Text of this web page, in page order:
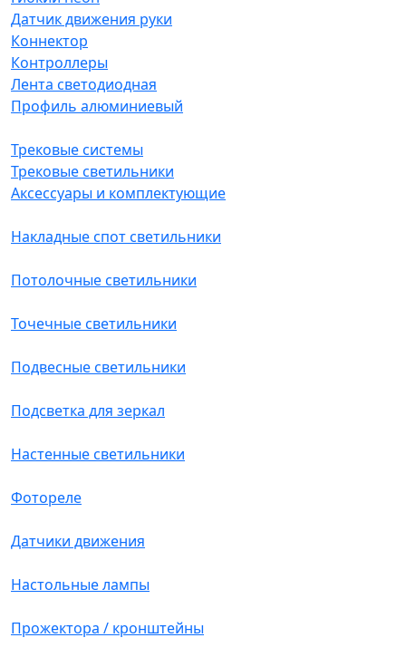
Датчик движения руки
Коннектор
Контроллеры
Лента светодиодная
Профиль алюминиевый
Трековые системы
Трековые светильники
Аксессуары и комплектующие
Накладные спот светильники
Потолочные светильники
Точечные светильники
Подвесные светильники
Подсветка для зеркал
Настенные светильники
Фотореле
Датчики движения
Настольные лампы
Прожектора / кронштейны